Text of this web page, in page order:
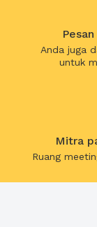
Anda juga
untuk
Mitra
Ruang